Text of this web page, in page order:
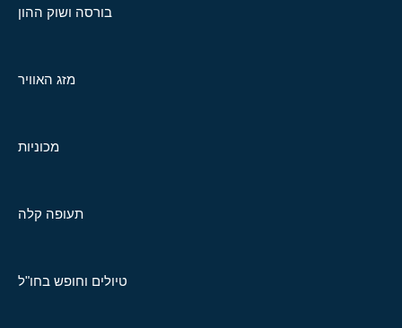
בורסה ושוק ההון
מזג האוויר
מכוניות
תעופה קלה
טיולים וחופש בחו"ל